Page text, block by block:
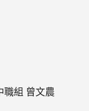
職組 曾文農